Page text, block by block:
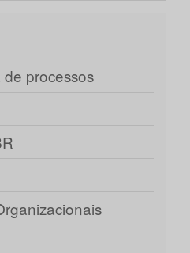
processos